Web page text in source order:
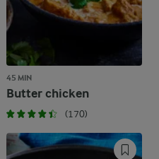
45 MIN
Butter chicken
(170)